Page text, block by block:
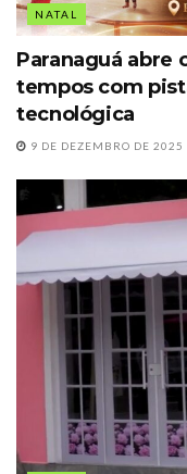
NATAL
Paranaguá abre
tempos com
tecnológica
9 DE DEZEMBRO DE 2025